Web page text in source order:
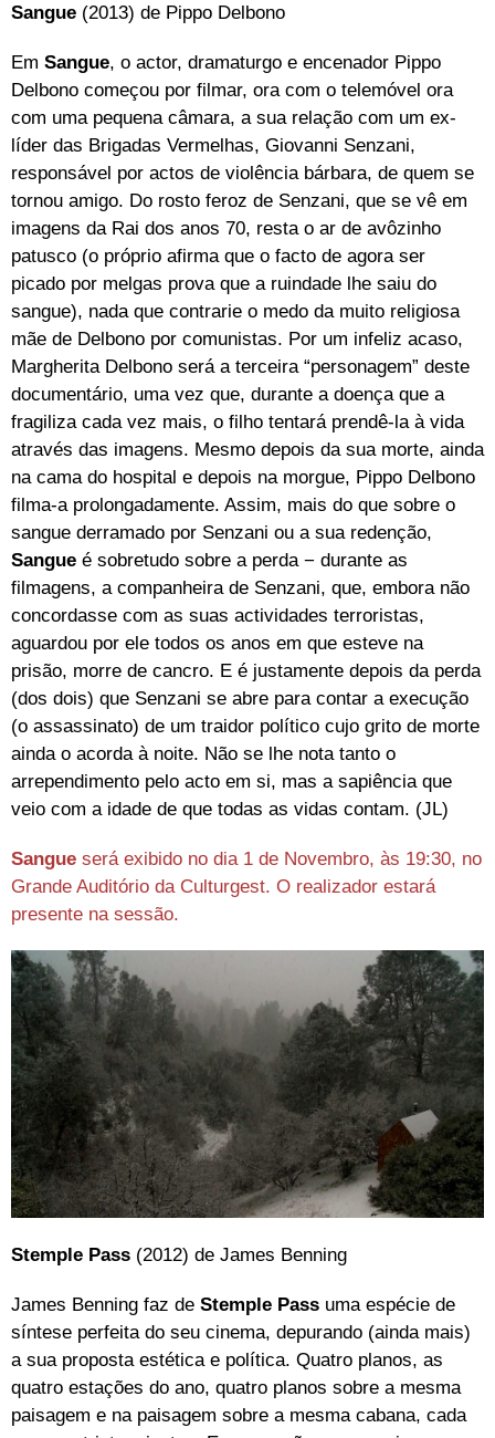
Sangue (2013) de Pippo Delbono
Em Sangue, o actor, dramaturgo e encenador Pippo
Delbono começou por filmar, ora com o telemóvel ora
com uma pequena câmara, a sua relação com um ex-
líder das Brigadas Vermelhas, Giovanni Senzani,
responsável por actos de violência bárbara, de quem se
tornou amigo. Do rosto feroz de Senzani, que se vê em
imagens da Rai dos anos 70, resta o ar de avôzinho
patusco (o próprio afirma que o facto de agora ser
picado por melgas prova que a ruindade lhe saiu do
sangue), nada que contrarie o medo da muito religiosa
mãe de Delbono por comunistas. Por um infeliz acaso,
Margherita Delbono será a terceira “personagem” deste
documentário, uma vez que, durante a doença que a
fragiliza cada vez mais, o filho tentará prendê-la à vida
através das imagens. Mesmo depois da sua morte, ainda
na cama do hospital e depois na morgue, Pippo Delbono
filma-a prolongadamente. Assim, mais do que sobre o
sangue derramado por Senzani ou a sua redenção,
Sangue é sobretudo sobre a perda − durante as
filmagens, a companheira de Senzani, que, embora não
concordasse com as suas actividades terroristas,
aguardou por ele todos os anos em que esteve na
prisão, morre de cancro. E é justamente depois da perda
(dos dois) que Senzani se abre para contar a execução
(o assassinato) de um traidor político cujo grito de morte
ainda o acorda à noite. Não se lhe nota tanto o
arrependimento pelo acto em si, mas a sapiência que
veio com a idade de que todas as vidas contam. (JL)
Sangue será exibido no dia 1 de Novembro, às 19:30, no
Grande Auditório da Culturgest. O realizador estará
presente na sessão.
Stemple Pass (2012) de James Benning
James Benning faz de Stemple Pass uma espécie de
síntese perfeita do seu cinema, depurando (ainda mais)
a sua proposta estética e política. Quatro planos, as
quatro estações do ano, quatro planos sobre a mesma
paisagem e na paisagem sobre a mesma cabana, cada